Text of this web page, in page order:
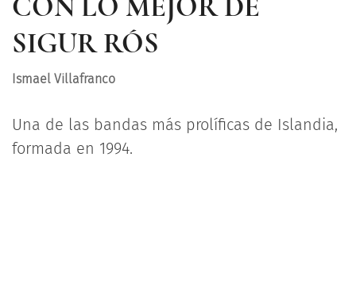
SIGUR RÓS
Ismael Villafranco
Una de las bandas más prolíficas de Islandia,
formada en 1994.